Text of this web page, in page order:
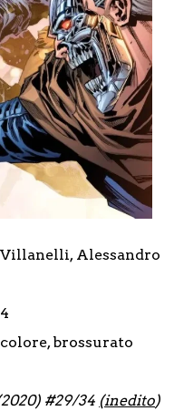
Villanelli, Alessandro
colore, brossurato
#29/34 (inedito)